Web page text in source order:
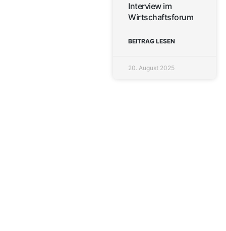
Interview im
Wirtschaftsforum
BEITRAG LESEN
20. August 2025